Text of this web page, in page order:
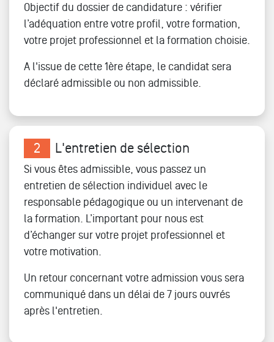
Objectif du dossier de candidature : vérifier
l’adéquation entre votre profil, votre formation,
votre projet professionnel et la formation choisie.
A l'issue de cette 1ère étape, le candidat sera
déclaré admissible ou non admissible.
2 L'entretien de sélection
Si vous êtes admissible, vous passez un
entretien de sélection individuel avec le
responsable pédagogique ou un intervenant de
la formation. L’important pour nous est
d’échanger sur votre projet professionnel et
votre motivation.
Un retour concernant votre admission vous sera
communiqué dans un délai de 7 jours ouvrés
après l'entretien.